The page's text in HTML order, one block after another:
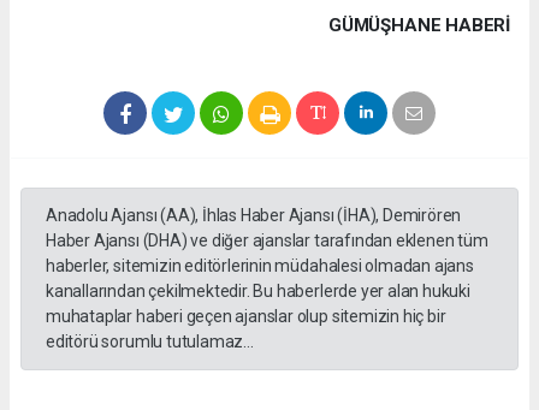
GÜMÜŞHANE HABERİ
Anadolu Ajansı (AA), İhlas Haber Ajansı (İHA), Demirören
Haber Ajansı (DHA) ve diğer ajanslar tarafından eklenen tüm
haberler, sitemizin editörlerinin müdahalesi olmadan ajans
kanallarından çekilmektedir. Bu haberlerde yer alan hukuki
muhataplar haberi geçen ajanslar olup sitemizin hiç bir
editörü sorumlu tutulamaz...